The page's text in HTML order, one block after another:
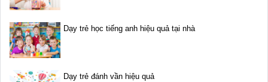
Dạy trẻ học tiếng anh hiệu quả tại nhà
Dạy trẻ đánh vần hiệu quả